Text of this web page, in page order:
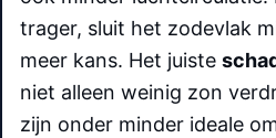
trager, sluit het zodevlak
meer kans. Het juiste
niet alleen weinig zon
zijn onder minder ideale